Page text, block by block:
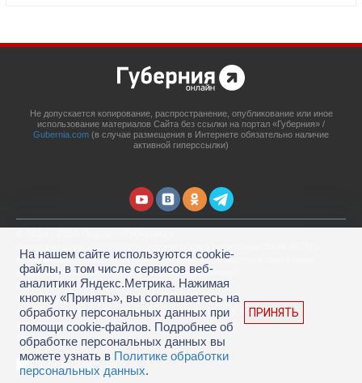
Не допускается копирование, распространение, опубликование или иное
использование материалов Сайта без ссылки на портал «Губерния» /
Gubernia.com (в случае размещения в Интернете обязательно наличие
активной гиперссылки)
67908 выдано 06.12.2016 Федеральной службой по надзору в сфере связи,
информационных технологий и массовых коммуникаций.
Учредитель: ООО «Губерния Он-лайн»
Главный редактор: Гатаулина А.С.
Телефон редакции: (4212) 45-88-45, адрес электронной почты:
portal@gubernia.com
18+
На нашем сайте используются cookie-
файлы, в том числе сервисов веб-
аналитики Яндекс.Метрика. Нажимая
кнопку «Принять», вы соглашаетесь на
обработку персональных данных при
помощи cookie-файлов. Подробнее об
обработке персональных данных вы
можете узнать в Политике обработки
персональных данных.
ПРИНЯТЬ